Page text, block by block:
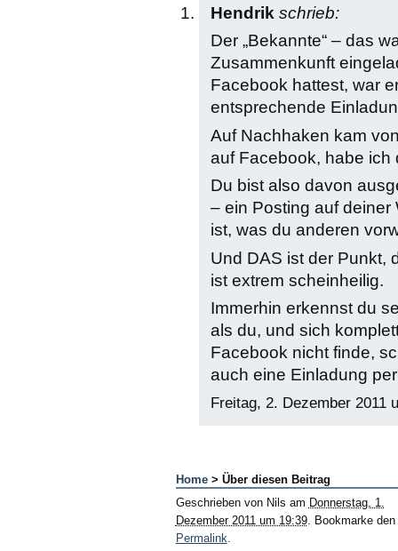
Hendrik schrieb:
Der „Bekannte“ – das
Zusammenkunft
Facebook hattest, war
entsprechende
Auf Nachhaken kam
auf Facebook, habe ich
Du bist also davon
– ein Posting auf deiner
ist, was du anderen
Und DAS ist der Punkt,
ist extrem scheinheilig.
Immerhin erkennst du
als du, und sich
Facebook nicht finde,
auch eine Einladung
Freitag, 2. Dezember 2011
Home> Über diesen Beitrag
Geschrieben von Nils am Donnerstag, 1.
Dezember 2011 um 19:39. Bookmarke den
Permalink.